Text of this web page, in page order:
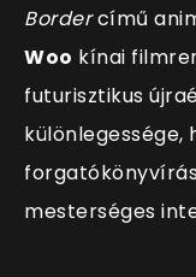
Bordercímű
Woo kínai
futurisztikus
különlegessége,
mesterséges